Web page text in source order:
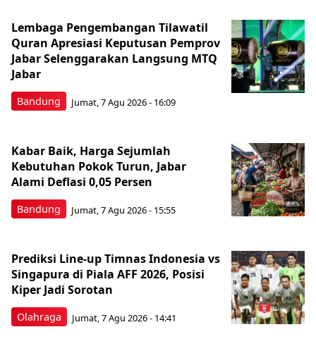
Bandung
Lembaga Pengembangan Tilawatil
Quran Apresiasi Keputusan Pemprov
Jabar Selenggarakan Langsung MTQ
Jabar
Jumat, 7 Agu 2026 - 16:09
Bandung
Kabar Baik, Harga Sejumlah
Kebutuhan Pokok Turun, Jabar
Alami Deflasi 0,05 Persen
Jumat, 7 Agu 2026 - 15:55
Olahraga
Prediksi Line-up Timnas Indonesia vs
Singapura di Piala AFF 2026, Posisi
Kiper Jadi Sorotan
Jumat, 7 Agu 2026 - 14:41